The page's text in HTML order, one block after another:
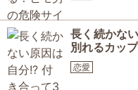
長く続かな
別れるカッ
恋愛